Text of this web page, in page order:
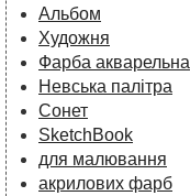
Альбом
Художня
Фарба акварельна
Невська палітра
Сонет
SketchBook
для малювання
акрилових фарб